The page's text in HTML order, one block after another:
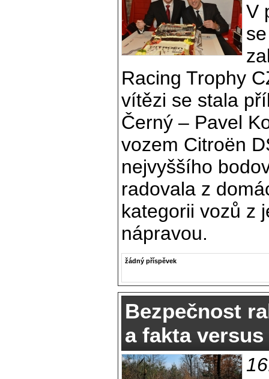
V
Racing Trophy
vítězi se stala
Černý – Pavel
vozem Citroën
nejvyššího
radovala z
kategorii vozů z
nápravou.
žádný příspěvek
Bezpečnost
a fakta